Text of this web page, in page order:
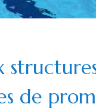
de